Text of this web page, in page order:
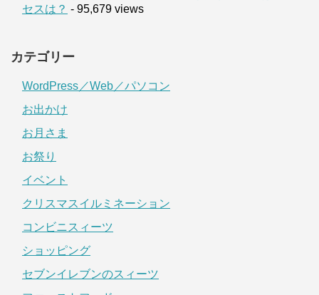
セスは？ - 95,679 views
カテゴリー
WordPress／Web／パソコン
お出かけ
お月さま
お祭り
イベント
クリスマスイルミネーション
コンビニスィーツ
ショッピング
セブンイレブンのスィーツ